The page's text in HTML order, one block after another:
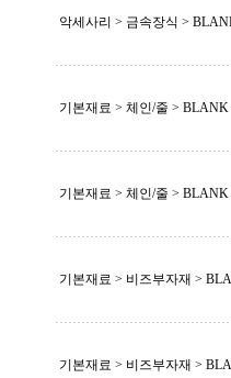
악세사리 > 금속장식 >
기본재료 > 체인/줄 > BLANK
기본재료 > 체인/줄 > BLANK
기본재료 > 비즈부자재 >
기본재료 > 비즈부자재 >